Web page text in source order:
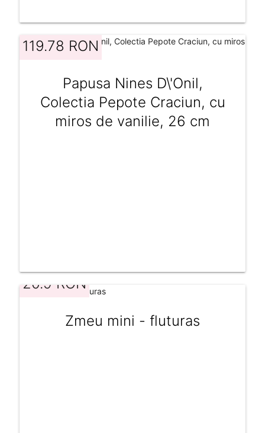
119.78 RON
Papusa Nines D\'Onil,
Colectia Pepote Craciun, cu
miros de vanilie, 26 cm
20.9 RON
Zmeu mini - fluturas